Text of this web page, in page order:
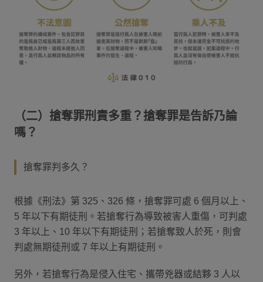
（二）搶奪罪刑責多重？搶奪罪是告訴乃論
嗎？
搶奪罪判多久？
根據《刑法》第 325、326 條，搶奪罪可處 6 個月以上、
5 年以下有期徒刑。若搶奪行為導致被害人重傷，可判處
3 年以上、10 年以下有期徒刑；若搶奪致人於死，則會
判處無期徒刑或 7 年以上有期徒刑。
另外，若搶奪行為是侵入住宅、攜帶兇器或結夥 3 人以